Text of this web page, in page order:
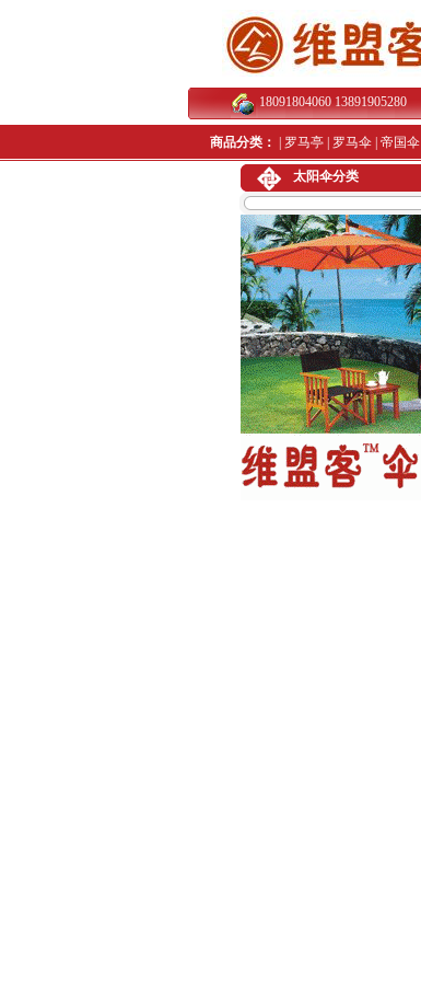
18091804060 13891905280
商品分类： 罗马亭 罗马伞 帝国伞
太阳伞分类